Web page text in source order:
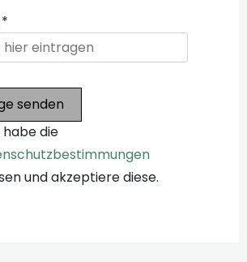
senden
habe die
und akzeptiere diese.